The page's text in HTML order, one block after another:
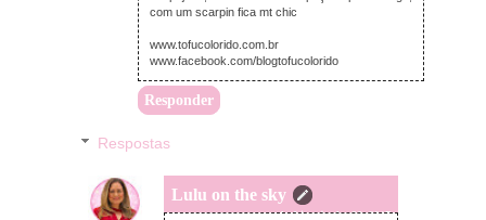
com um scarpin fica mt chic
www.tofucolorido.com.br
www.facebook.com/blogtofucolorido
Responder
Respostas
Lulu on the sky
segunda-feira, junho 26, 2017